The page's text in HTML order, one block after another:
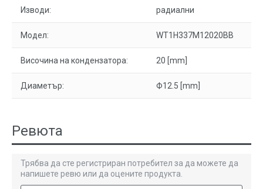
Изводи: радиални
Модел: WT1H337M12020BB
Височина на кондензатора: 20 [mm]
Диаметър: Ф12.5 [mm]
Ревюта
Трябва да сте регистриран потребител за да можете да
напишете ревю или да оцените продукта.